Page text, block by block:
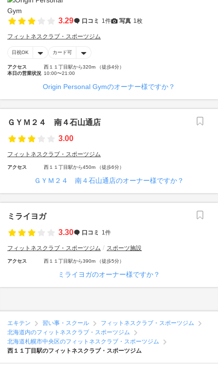
3.29 口コミ 1件 写真 1枚
フィットネスクラブ・スポーツジム
日祝OK カード可
アクセス
西１１丁目駅から320m （徒歩4分）
本日の営業状況 10:00〜21:00
Origin Personal Gymのオーナー様ですか？
ＧＹＭ２４ 南４石山通店
3.00
フィットネスクラブ・スポーツジム
アクセス 西１１丁目駅から450m （徒歩6分）
ＧＹＭ２４ 南４石山通店のオーナー様ですか？
ミライヨガ
3.30
口コミ 1件
フィットネスクラブ・スポーツジム スポーツ施設
アクセス 西１１丁目駅から390m （徒歩5分）
ミライヨガのオーナー様ですか？
エキテン 習い事・スクール
フィットネスクラブ・スポーツジム
北海道内のフィットネスクラブ・スポーツジム
北海道札幌市中央区のフィットネスクラブ・スポーツジム
西１１丁目駅のフィットネスクラブ・スポーツジム